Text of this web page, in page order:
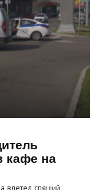
кафе на
влетел спящий